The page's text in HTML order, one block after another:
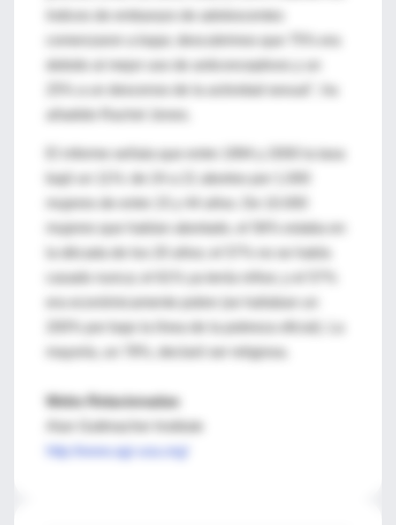
bajó un 11%: de 24 a 21 abortos por 1.000
mayoría, un 78%, declaró ser religiosa.
Webs Relacionadas
http://www.agi-usa.org/